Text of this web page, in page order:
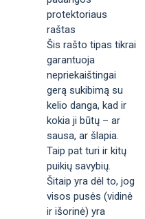
protektoriaus
raštas
Šis rašto tipas tikrai
garantuoja
nepriekaištingai
gerą sukibimą su
kelio danga, kad ir
kokia ji būtų – ar
sausa, ar šlapia.
Taip pat turi ir kitų
puikių savybių.
Šitaip yra dėl to, jog
visos pusės (vidinė
ir išorinė) yra